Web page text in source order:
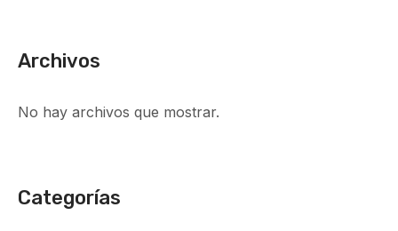
Archivos
No hay archivos que mostrar.
Categorías